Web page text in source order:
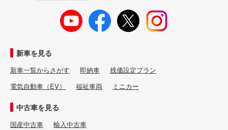
新車を見る
新車一覧からさがす 即納車
残価設定プラン
電気自動車（EV）
福祉車両 ミニカー
中古車を見る
国産中古車 輸入中古車